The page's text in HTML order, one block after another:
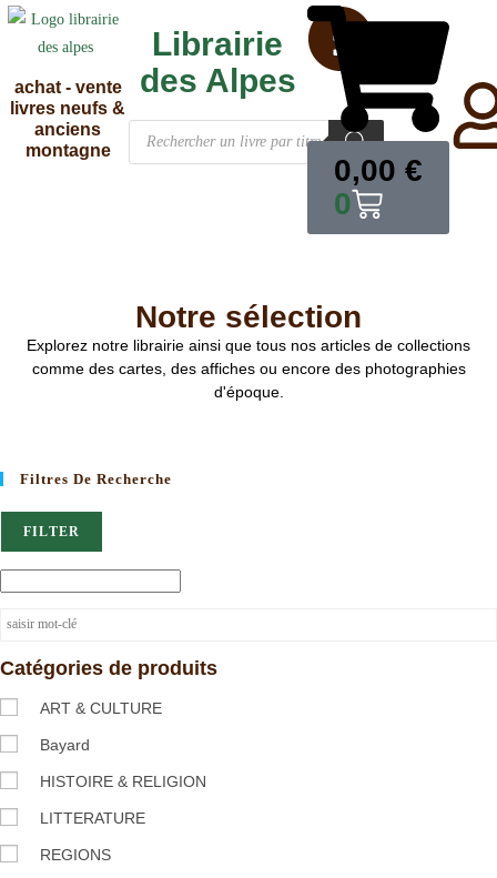
achat - vente
livres neufs &
anciens
montagne
0,00 €
0
Librairie
des Alpes
Notre sélection
Explorez notre librairie ainsi que tous nos articles de collections
comme des cartes, des affiches ou encore des photographies
d'époque.
Filtres De Recherche
FILTER
Catégories de produits
ART & CULTURE
Bayard
HISTOIRE & RELIGION
LITTERATURE
REGIONS